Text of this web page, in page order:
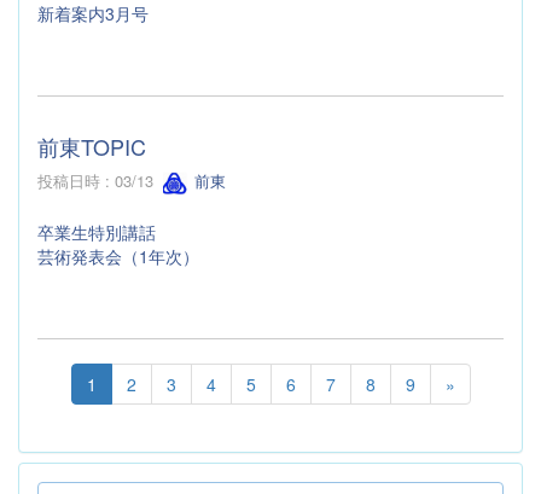
新着案内3月号
前東TOPIC
投稿日時 : 03/13 前東
卒業生特別講話
芸術発表会（1年次）
1 2 3 4 5 6 7 8 9 »